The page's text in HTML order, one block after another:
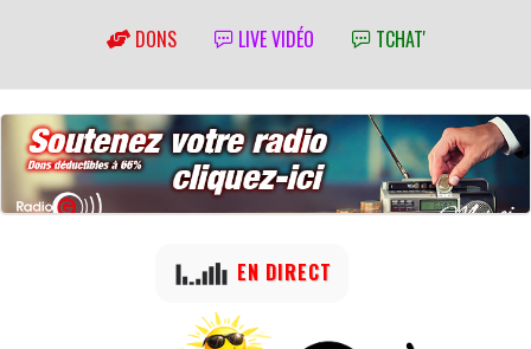
DONS LIVE VIDÉO TCHAT'
EN DIRECT